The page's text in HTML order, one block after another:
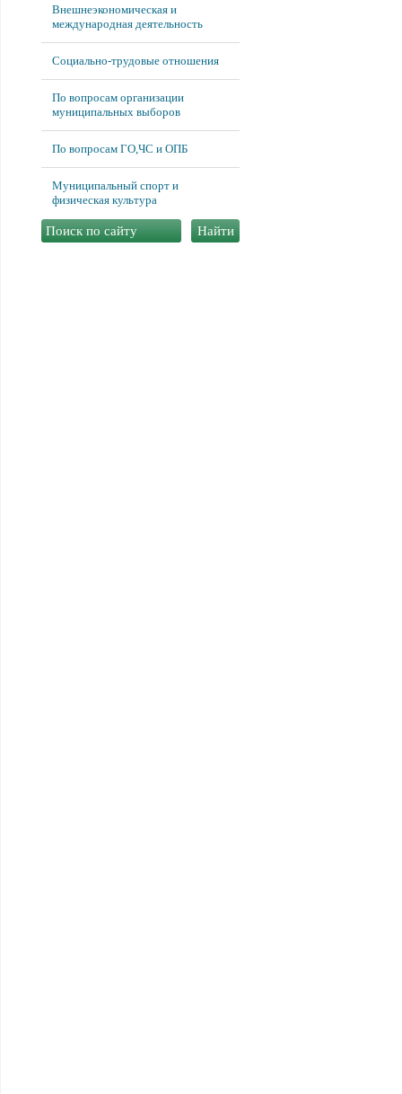
Внешнеэкономическая и
международная деятельность
Социально-трудовые отношения
По вопросам организации
муниципальных выборов
По вопросам ГО,ЧС и ОПБ
Муниципальный спорт и
физическая культура